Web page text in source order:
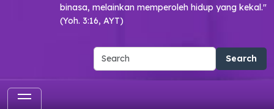
binasa, melainkan memperoleh hidup yang kekal."
(Yoh. 3:16, AYT)